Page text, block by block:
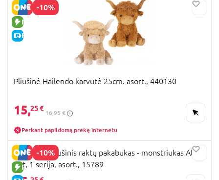
-10%
NAUJA PREKĖ
E-KAINA
Pliušinė Hailendo karvutė 25cm. asort., 440130
15,25 €
16,95 €
Perkant papildomą prekę internetu
-10%
NAUJA PREKĖ
FUGGLER pliušinis raktų pakabukas - monstriukas Alley
Cat, 1 serija, asort., 15789